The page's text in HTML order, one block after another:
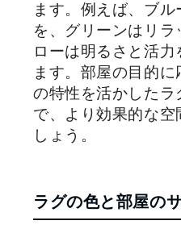
ます。例えば、ブ
を、グリーンはリ
ローは明るさと活
ます。部屋の目的
の特性を活かしたラ
で、より効果的な
しょう。
ラグの色と部屋の